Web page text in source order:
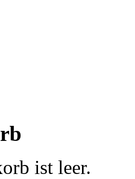
ist leer.